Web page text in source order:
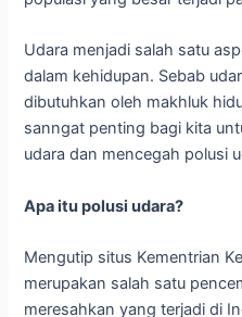
Udara menjadi salah satu
dalam kehidupan. Sebab
dibutuhkan oleh makhluk
sanngat penting bagi kita
udara dan mencegah polusi
Apa itu polusi udara?
Mengutip situs Kementrian
merupakan salah satu
meresahkan yang terjadi di